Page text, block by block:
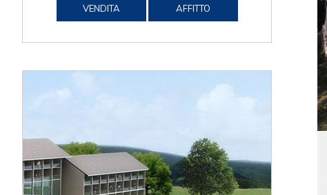
VENDITA AFFITTO